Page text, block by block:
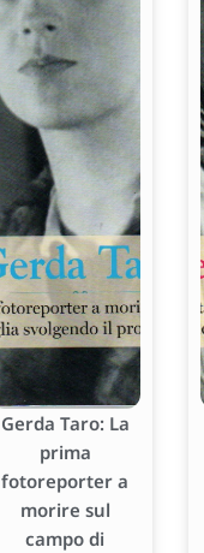
Gerda Taro: La
prima
fotoreporter a
morire sul
campo di